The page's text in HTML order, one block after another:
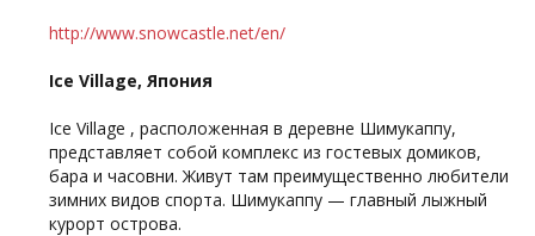
http://www.snowcastle.net/en/
Ice Village, Япония
Ice Village , расположенная в деревне Шимукаппу,
представляет собой комплекс из гостевых домиков,
бара и часовни. Живут там преимущественно любители
зимних видов спорта. Шимукаппу — главный лыжный
курорт острова.